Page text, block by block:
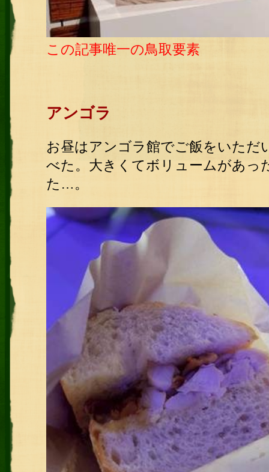
この記事唯一の鳥取要素
アンゴラ
お昼はアンゴラ館でご飯をいただ
べた。大きくてボリュームがあっ
た…。